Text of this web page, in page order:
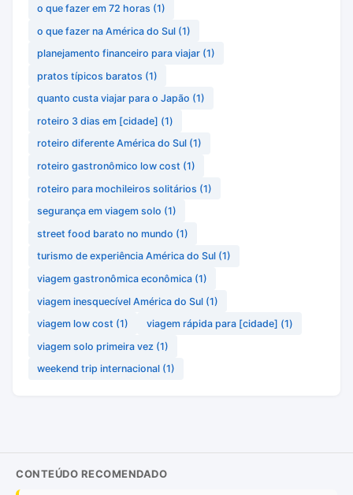
o que fazer em 72 horas (1)
o que fazer na América do Sul (1)
planejamento financeiro para viajar (1)
pratos típicos baratos (1)
quanto custa viajar para o Japão (1)
roteiro 3 dias em [cidade] (1)
roteiro diferente América do Sul (1)
roteiro gastronômico low cost (1)
roteiro para mochileiros solitários (1)
segurança em viagem solo (1)
street food barato no mundo (1)
turismo de experiência América do Sul (1)
viagem gastronômica econômica (1)
viagem inesquecível América do Sul (1)
viagem low cost (1) viagem rápida para [cidade] (1)
viagem solo primeira vez (1)
weekend trip internacional (1)
CONTEÚDO RECOMENDADO